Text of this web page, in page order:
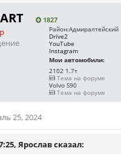
1827
Район:Адмиралтейский
Drive2
YouTube
Instagram
Мои автомобили:
2102 1.7т
Тема на форуме
Volvo S90
Тема на форуме
25, 2024
Ярославсказал: